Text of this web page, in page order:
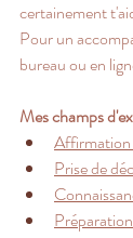
certainement
Pour un
bureau ou en
Mes champs
Affirmation
Prise de
Préparation